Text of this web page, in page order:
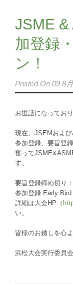
JSME &
加登録
ン！
Posted On 09 8
お世話になってお
現在、JSEMおよび
参加登録、要旨登
奮って
す。
要旨登録締め切り
参加登録 Early
詳細は大会HP（
い。
皆様のお越しを心
浜松大会実行委員